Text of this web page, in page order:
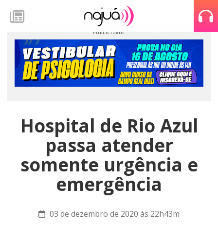
Hospital de Rio Azul
passa atender
somente urgência e
emergência
03 de dezembro de 2020 às 22h43m